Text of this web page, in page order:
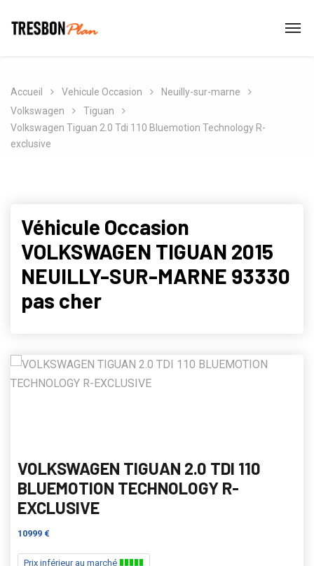
Accueil Vehicule Occasion
Neuilly-sur-marne
Volkswagen
Tiguan
Volkswagen Tiguan 2.0 Tdi 110 Bluemotion Technology R-
exclusive
Véhicule Occasion
VOLKSWAGEN TIGUAN 2015
NEUILLY-SUR-MARNE 93330
pas cher
VOLKSWAGEN TIGUAN 2.0 TDI 110
BLUEMOTION TECHNOLOGY R-
EXCLUSIVE
10999 €
Prix inférieur au marché